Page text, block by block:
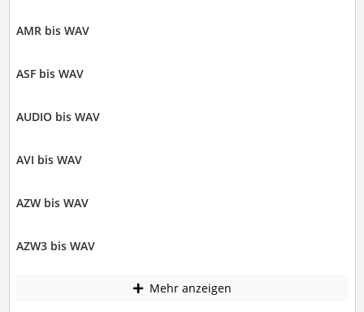
AMR bis WAV
ASF bis WAV
AUDIO bis WAV
AVI bis WAV
AZW bis WAV
AZW3 bis WAV
Mehr anzeigen